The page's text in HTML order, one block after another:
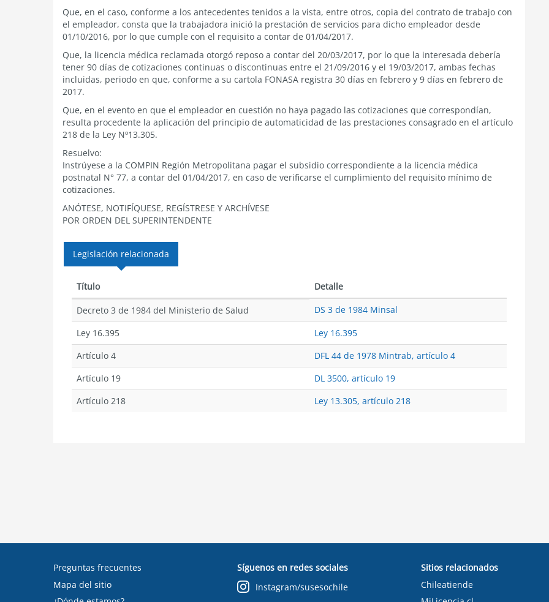
Que, en el caso, conforme a los antecedentes tenidos a la vista, entre otros, copia del contrato de trabajo con
el empleador, consta que la trabajadora inició la prestación de servicios para dicho empleador desde
01/10/2016, por lo que cumple con el requisito a contar de 01/04/2017.
Que, la licencia médica reclamada otorgó reposo a contar del 20/03/2017, por lo que la interesada debería
tener 90 días de cotizaciones continuas o discontinuas entre el 21/09/2016 y el 19/03/2017, ambas fechas
incluidas, periodo en que, conforme a su cartola FONASA registra 30 días en febrero y 9 días en febrero de
2017.
Que, en el evento en que el empleador en cuestión no haya pagado las cotizaciones que correspondían,
resulta procedente la aplicación del principio de automaticidad de las prestaciones consagrado en el artículo
218 de la Ley Nº13.305.
Resuelvo:
Instrúyese a la COMPIN Región Metropolitana pagar el subsidio correspondiente a la licencia médica
postnatal N° 77, a contar del 01/04/2017, en caso de verificarse el cumplimiento del requisito mínimo de
cotizaciones.
ANÓTESE, NOTIFÍQUESE, REGÍSTRESE Y ARCHÍVESE
POR ORDEN DEL SUPERINTENDENTE
Legislación relacionada
Título Detalle
Decreto 3 de 1984 del Ministerio de Salud
DS 3 de 1984 Minsal
Ley 16.395
Ley 16.395
Artículo 4
DFL 44 de 1978 Mintrab, artículo 4
Artículo 19
DL 3500, artículo 19
Artículo 218
Ley 13.305, artículo 218
Preguntas frecuentes
Mapa del sitio
Síguenos en redes sociales
Instagram/susesochile
Sitios relacionados
Chileatiende